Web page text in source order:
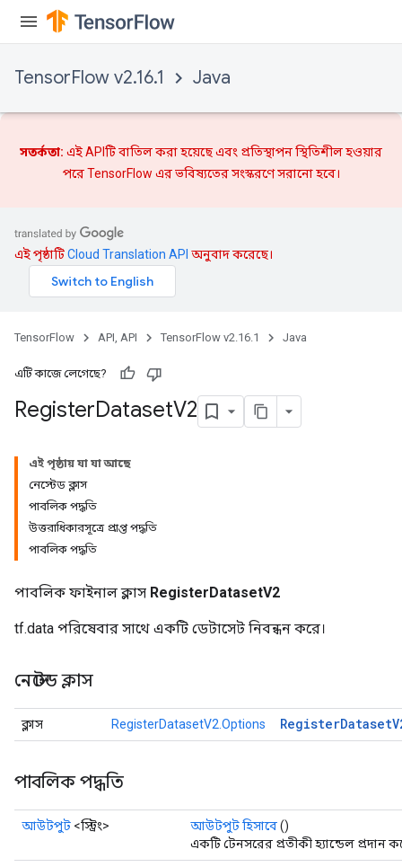
TensorFlow v2.16.1 Java
সতর্কতা: এই APIটি বাতিল করা হয়েছে এবং প্রতিস্থাপনস্থিতিশীল হওয়ার
পরে TensorFlow এর ভবিষ্যতের সংস্করণে সরানো হবে।
এই পৃষ্ঠাটিCloud Translation API অনুবাদ করেছে।
TensorFlow API, API TensorFlow v2.16.1 Java
এটি কাজে লেগেছে?
RegisterDatasetV2
এই পৃষ্ঠায় যা যা আছে
নেস্টেড ক্লাস
পাবলিক পদ্ধতি
উত্তরাধিকারসূত্রে প্রাপ্ত পদ্ধতি
পাবলিক পদ্ধতি
পাবলিক ফাইনাল ক্লাস RegisterDatasetV2
tf.data পরিষেবার সাথে একটি ডেটাসেট নিবন্ধন করে।
নেস্টেড ক্লাস
ক্লাস RegisterDatasetV2.Options RegisterDataset
পাবলিক পদ্ধতি
আউটপুট <স্ট্রিং> আউটপুট হিসাবে()
একটি টেনসরের প্রতীকী হ্যান্ডেল প্রদান